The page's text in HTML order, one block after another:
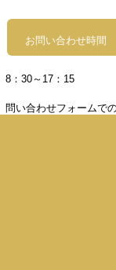
お問い合わせ時間
8：30～17：15
問い合わせフォームで